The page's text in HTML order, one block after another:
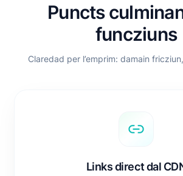
Puncts
funcziuns
Claredad per l’emprim: damain
Links direct dal